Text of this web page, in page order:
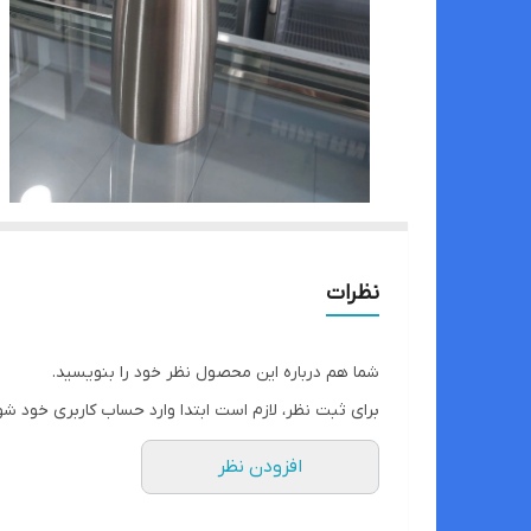
نظرات
شما هم درباره این محصول نظر خود را بنویسید.
برای ثبت نظر، لازم است ابتدا وارد حساب کاربری خود
افزودن نظر